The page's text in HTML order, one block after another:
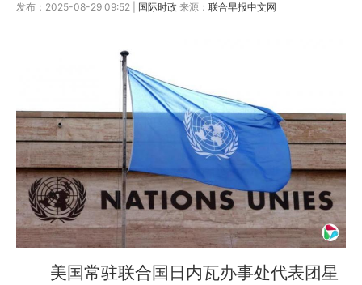
发布：2025-08-29 09:52 | 国际时政 来源： 联合早报中文网
美国常驻联合国日内瓦办事处代表团星